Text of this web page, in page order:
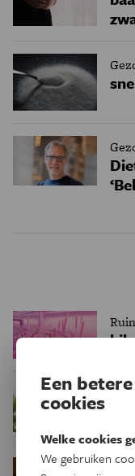
Een
cookies
Welke cookies
We gebruiken